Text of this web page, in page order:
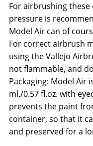
For airbrushing
pressure is
Model Air can of
For correct airbrush
using the Vallejo
not flammable, and
Packaging: Model Air
ml./0.57 fl.oz. with
prevents the paint
container, so that It
and preserved for a